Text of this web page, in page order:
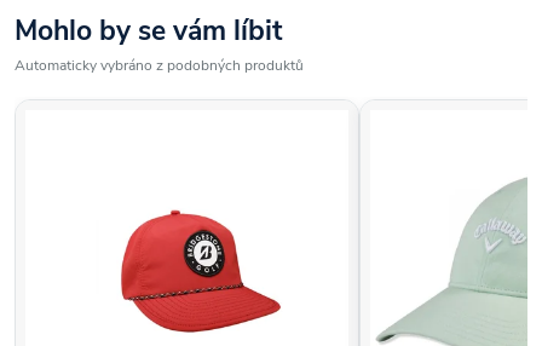
Mohlo by se vám líbit
Automaticky vybráno z podobných produktů